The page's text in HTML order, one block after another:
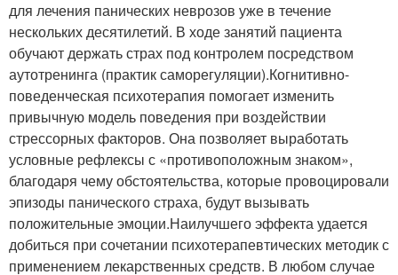
для лечения панических неврозов уже в течение
нескольких десятилетий. В ходе занятий пациента
обучают держать страх под контролем посредством
аутотренинга (практик саморегуляции).Когнитивно-
поведенческая психотерапия помогает изменить
привычную модель поведения при воздействии
стрессорных факторов. Она позволяет выработать
условные рефлексы с «противоположным знаком»,
благодаря чему обстоятельства, которые провоцировали
эпизоды панического страха, будут вызывать
положительные эмоции.Наилучшего эффекта удается
добиться при сочетании психотерапевтических методик с
применением лекарственных средств. В любом случае